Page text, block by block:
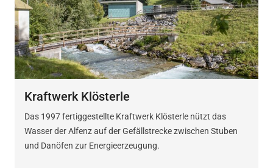
Kraftwerk Klösterle
Das 1997 fertiggestellte Kraftwerk Klösterle nützt das
Wasser der Alfenz auf der Gefällstrecke zwischen Stuben
und Danöfen zur Energieerzeugung.